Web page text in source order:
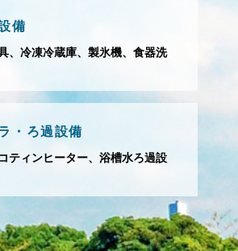
備
、冷凍冷蔵庫、製氷機、食器洗
・ろ過設備
ティンヒーター、浴槽水ろ過設